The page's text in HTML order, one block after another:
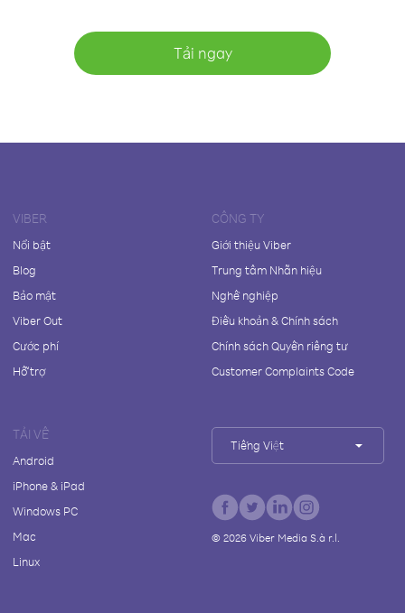
Tải ngay
VIBER
Nổi bật
Blog
Bảo mật
Viber Out
Cước phí
Hỗ trợ
CÔNG TY
Giới thiệu Viber
Trung tâm Nhãn hiệu
Nghề nghiệp
Điều khoản & Chính sách
Chính sách Quyền riêng tư
Customer Complaints Code
TẢI VỀ
Android
iPhone & iPad
Windows PC
Mac
Linux
Tiếng Việt
© 2026Viber Media S.à r.l.